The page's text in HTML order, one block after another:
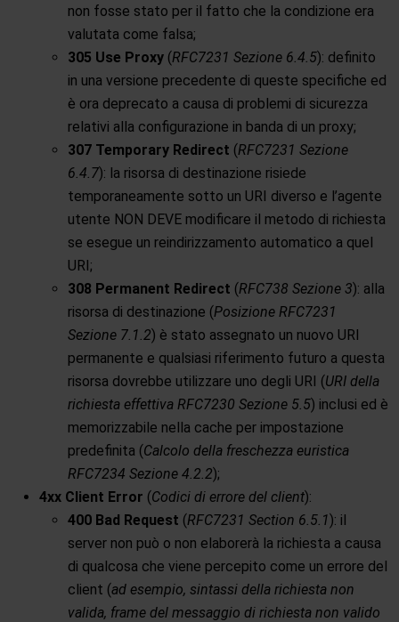
non fosse stato per il fatto che la condizione era
valutata come falsa;
305 Use Proxy (RFC7231 Sezione 6.4.5): definito
in una versione precedente di queste specifiche ed
è ora deprecato a causa di problemi di sicurezza
relativi alla configurazione in banda di un proxy;
307 Temporary Redirect (RFC7231 Sezione
6.4.7): la risorsa di destinazione risiede
temporaneamente sotto un URI diverso e l’agente
utente NON DEVE modificare il metodo di richiesta
se esegue un reindirizzamento automatico a quel
URI;
308 Permanent Redirect (RFC738 Sezione 3): alla
risorsa di destinazione (Posizione RFC7231
Sezione 7.1.2) è stato assegnato un nuovo URI
permanente e qualsiasi riferimento futuro a questa
risorsa dovrebbe utilizzare uno degli URI (URI della
richiesta effettiva RFC7230 Sezione 5.5) inclusi ed è
memorizzabile nella cache per impostazione
predefinita (Calcolo della freschezza euristica
RFC7234 Sezione 4.2.2);
4xx Client Error (Codici di errore del client):
400 Bad Request (RFC7231 Section 6.5.1): il
server non può o non elaborerà la richiesta a causa
di qualcosa che viene percepito come un errore del
client (ad esempio, sintassi della richiesta non
valida, frame del messaggio di richiesta non valido